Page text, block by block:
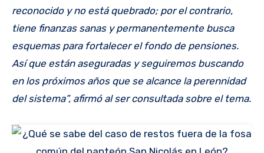
reconocido y no está quebrado; por el contrario,
tiene finanzas sanas y permanentemente busca
esquemas para fortalecer el fondo de pensiones.
Así que están aseguradas y seguiremos buscando
en los próximos años que se alcance la perennidad
del sistema”, afirmó al ser consultada sobre el tema.